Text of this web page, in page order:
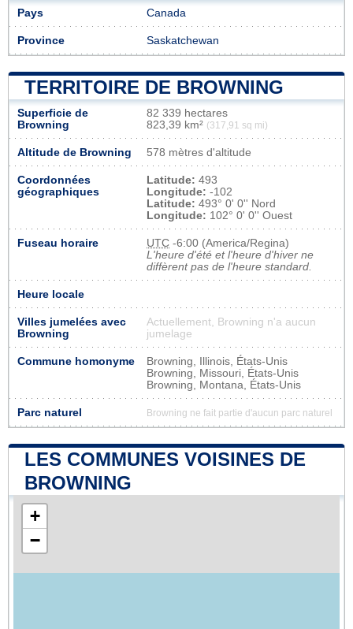
Pays Canada
Province Saskatchewan
TERRITOIRE DE BROWNING
Superficie de
Browning
82 339 hectares
823,39 km² (317,91 sq mi)
Altitude de Browning 578 mètres d'altitude
Coordonnées
géographiques
Latitude: 493
Longitude: -102
Latitude: 493° 0' 0'' Nord
Longitude: 102° 0' 0'' Ouest
Fuseau horaire UTC -6:00 (America/Regina)
L'heure d'été et l'heure d'hiver ne
diffèrent pas de l'heure standard.
Heure locale
Villes jumelées avec
Browning
Actuellement, Browning n'a aucun
jumelage
Commune homonyme
Browning, Illinois, États-Unis
Browning, Missouri, États-Unis
Browning, Montana, États-Unis
Parc naturel Browning ne fait partie d'aucun parc naturel
LES COMMUNES VOISINES DE
BROWNING
+
−